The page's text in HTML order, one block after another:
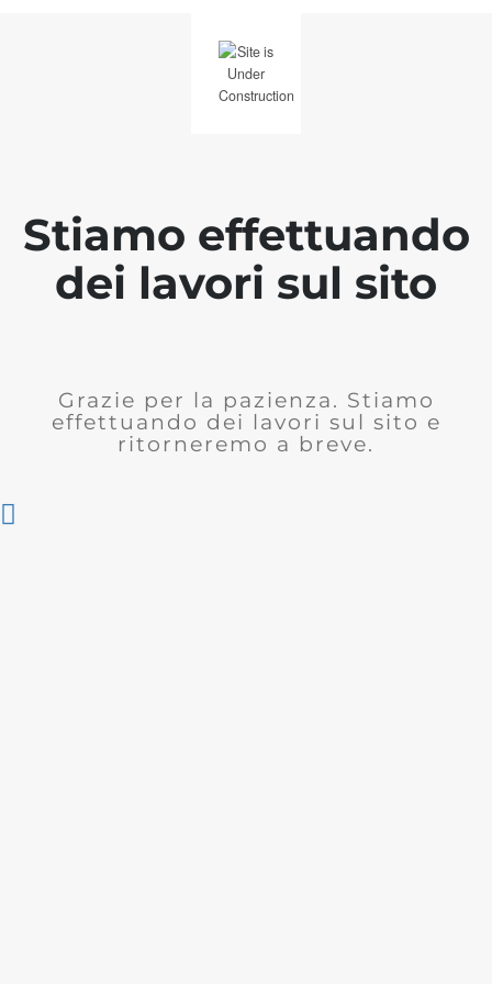
Stiamo effettuando
dei lavori sul sito
Grazie per la pazienza. Stiamo
effettuando dei lavori sul sito e
ritorneremo a breve.